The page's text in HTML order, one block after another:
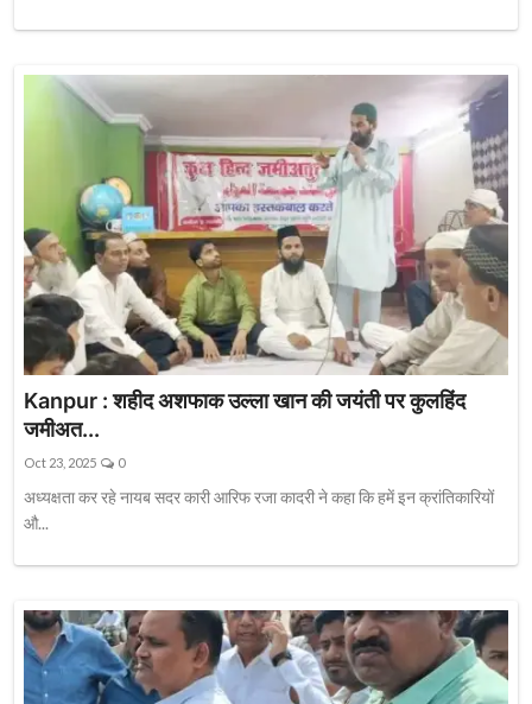
Kanpur : शहीद अशफाक उल्ला खान की जयंती पर कुलहिंद
जमीअत...
Oct 23, 2025 0
अध्यक्षता कर रहे नायब सदर कारी आरिफ रजा कादरी ने कहा कि हमें इन क्रांतिकारियों
औ...